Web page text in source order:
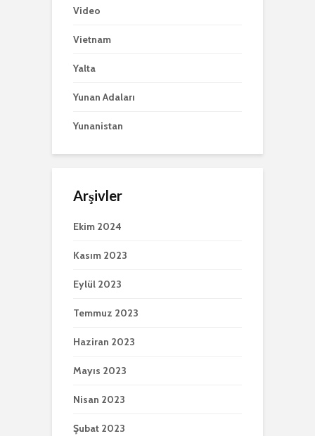
Video
Vietnam
Yalta
Yunan Adaları
Yunanistan
Arşivler
Ekim 2024
Kasım 2023
Eylül 2023
Temmuz 2023
Haziran 2023
Mayıs 2023
Nisan 2023
Şubat 2023